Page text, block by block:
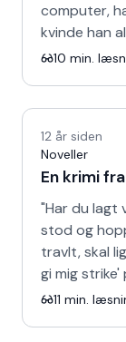
computer,
kvinde han
10 min.
12 år siden
Noveller
En krimi
"Har du lagt
stod og
travlt, skal
gi mig strike'
11 min.